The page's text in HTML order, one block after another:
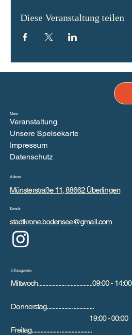
Diese Veranstaltung teilen
Menu
Veranstaltung
Unsere Speisekarte
Impressum
Datenschutz
Öffnungszeiten
Mittwoch.....................................09:00 - 14:00
Donnerstag................................
19:00 - 00:00
Freitag.........................................
Adresse
Münsterstraße 11, 88662 Überlingen
Kontakt
stadtkrone.bodensee@gmail.com